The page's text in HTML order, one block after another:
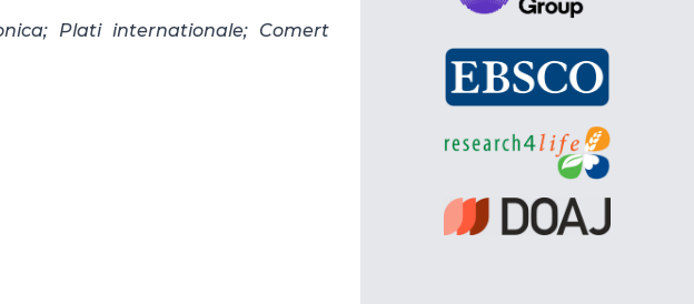
Plati internationale; Comert